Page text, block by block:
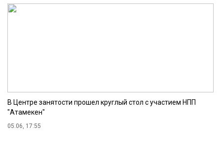
В Центре занятости прошел круглый стол с участием НПП
"Атамекен"
05.06, 17:55